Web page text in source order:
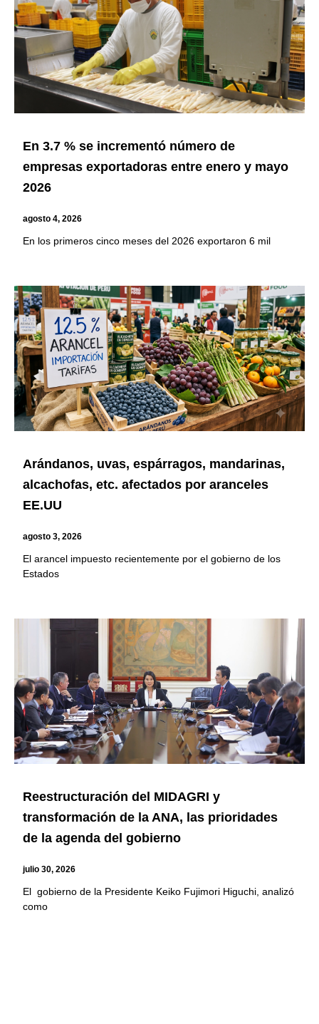
En 3.7 % se incrementó número de
empresas exportadoras entre enero y mayo
2026
agosto 4, 2026
En los primeros cinco meses del 2026 exportaron 6 mil
Arándanos, uvas, espárragos, mandarinas,
alcachofas, etc. afectados por aranceles
EE.UU
agosto 3, 2026
El arancel impuesto recientemente por el gobierno de los
Estados
Reestructuración del MIDAGRI y
transformación de la ANA, las prioridades
de la agenda del gobierno
julio 30, 2026
El gobierno de la Presidente Keiko Fujimori Higuchi, analizó
como